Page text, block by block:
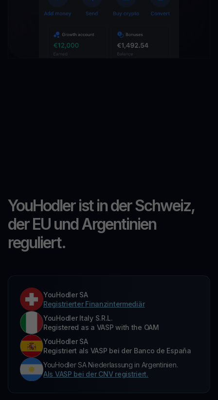
YouHodler ist in der Schweiz,
der EU und Argentinien
reguliert.
YouHodler SA
Registrierter Finanzintermediär
YouHodler Italy S.R.L.
Registered as a VASP with the OAM
YouHodler SA
Registriert als VASP bei der Banco de España
YouHodler SA Niederlassung in Argentinien.
Als VASP bei der CNV registriert.